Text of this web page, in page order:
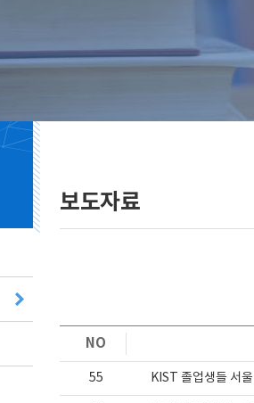
보도자료
NO
55 KIST 졸업생들 서